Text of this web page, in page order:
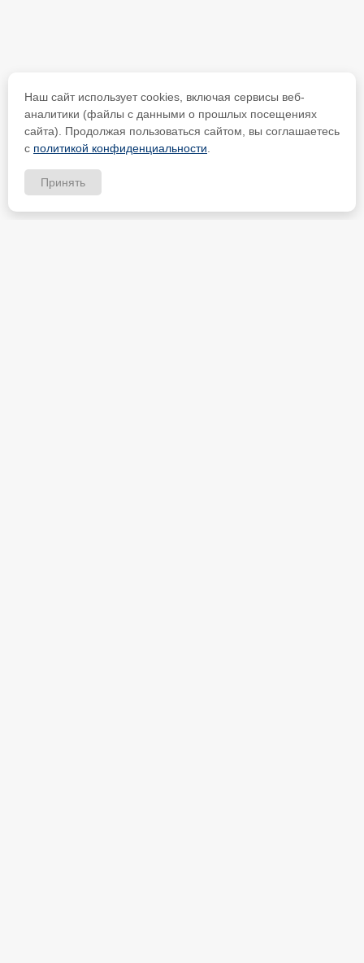
Наш сайт использует cookies, включая сервисы веб-
аналитики (файлы с данными о прошлых посещениях
сайта). Продолжая пользоваться сайтом, вы соглашаетесь
с политикой конфиденциальности
Принять